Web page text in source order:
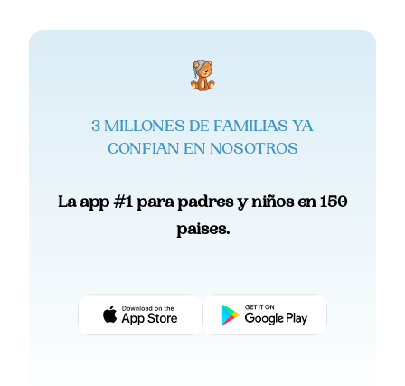
3 MILLONES DE FAMILIAS YA
CONFIAN EN NOSOTROS
La app #1 para padres y niños en 150
paises.